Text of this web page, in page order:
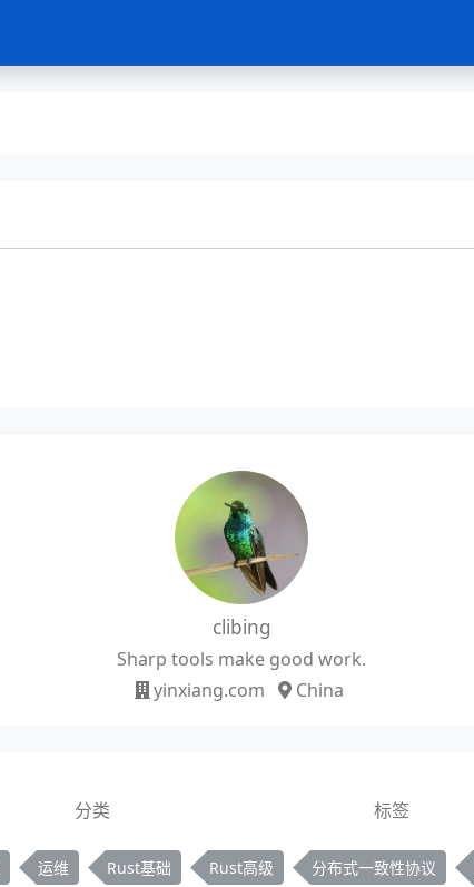
clibing
Sharp tools make good work.
yinxiang.com
China
分类 标签
运维 Rust基础 Rust高级 分布式一致性协议